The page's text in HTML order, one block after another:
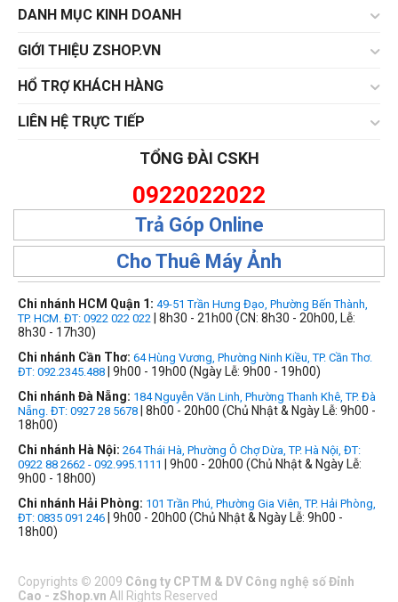
DANH MỤC KINH DOANH
GIỚI THIỆU ZSHOP.VN
HỔ TRỢ KHÁCH HÀNG
LIÊN HỆ TRỰC TIẾP
TỔNG ĐÀI CSKH
0922022022
Trả Góp Online
Cho Thuê Máy Ảnh
Chi nhánh HCM Quận 1: 49-51 Trần Hưng Đạo, Phường Bến Thành,
TP. HCM. ĐT: 0922 022 022 | 8h30 - 21h00 (CN: 8h30 - 20h00, Lễ:
8h30 - 17h30)
Chi nhánh Cần Thơ: 64 Hùng Vương, Phường Ninh Kiều, TP. Cần Thơ.
ĐT: 092.2345.488 | 9h00 - 19h00 (Ngày Lễ: 9h00 - 19h00)
Chi nhánh Đà Nẵng: 184 Nguyễn Văn Linh, Phường Thanh Khê, TP. Đà
Nẵng. ĐT: 0927 28 5678 | 8h00 - 20h00 (Chủ Nhật & Ngày Lễ: 9h00 -
18h00)
Chi nhánh Hà Nội: 264 Thái Hà, Phường Ô Chợ Dừa, TP. Hà Nội, ĐT:
0922 88 2662 - 092.995.1111
| 9h00 - 20h00 (Chủ Nhật & Ngày Lễ:
9h00 - 18h00)
Chi nhánh Hải Phòng: 101 Trần Phú, Phường Gia Viên, TP. Hải Phòng,
ĐT: 0835 091 246 | 9h00 - 20h00 (Chủ Nhật & Ngày Lễ: 9h00 -
18h00)
Copyrights © 2009 Công ty CPTM & DV Công nghệ số Đỉnh
Cao - zShop.vn All Rights Reserved